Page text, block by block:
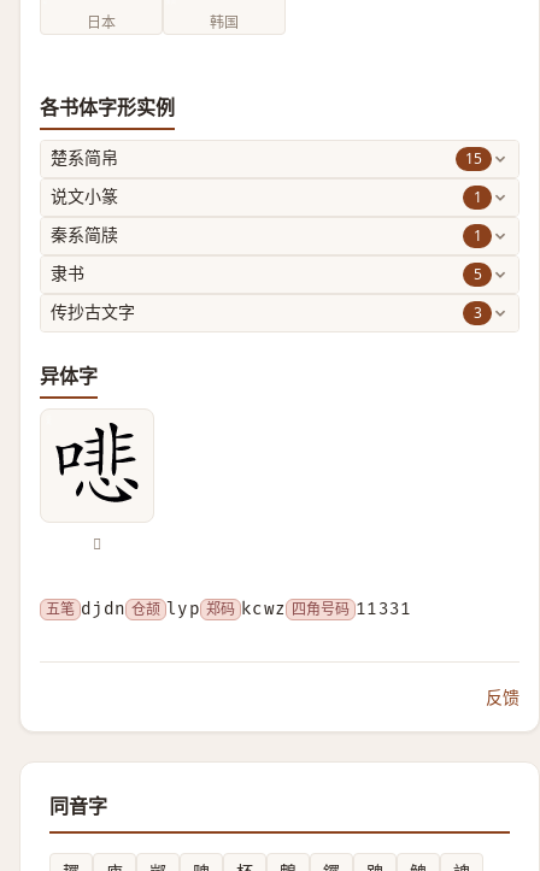
日本 韩国
各书体字形实例
楚系简帛 15
说文小篆 1
秦系简牍 1
隶书 5
传抄古文字 3
异体字
𠾦
五笔 djdn 仓颉 lyp 郑码 kcwz 四角号码 11331
反馈
同音字